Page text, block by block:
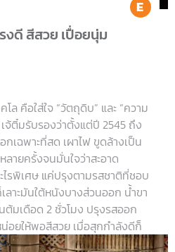
งดี สีสวย เปื่อยนุ่ม
ล คือใส่ใจ “วัตถุดิบ” และ “ความ
จ้ติ๋มรับรองว่าตั้งแต่ปี 2545 ถึง
เฉพาะที่สด เผาไฟ ขูดล้างเป็น
ลายครั้งจนมั่นใจว่าสะอาด
รพิเศษ แค่ปรุงตามรสชาติที่ชอบ
ลาะมันใต้หนังบางส่วนออก น้ำขา
ต้มเดือด 2 ชั่วโมง ปรุงรสออก
อยให้พอสีสวย เมื่อสุกกำลังดีก็
นเลสใบใหญ่ แล้วตักขาย”